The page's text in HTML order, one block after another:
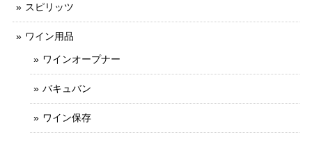
スピリッツ
ワイン用品
ワインオープナー
バキュバン
ワイン保存